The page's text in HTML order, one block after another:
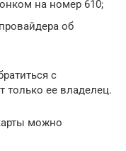
на номер 610;
об
с
ее владелец.
можно